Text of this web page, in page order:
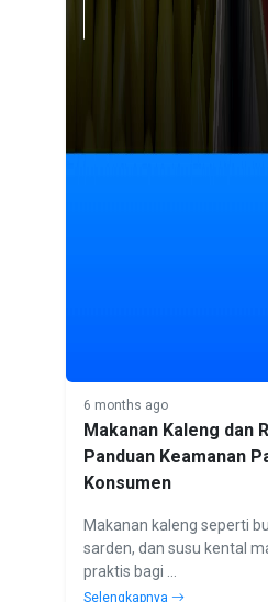
6 months ago
Makanan Kaleng dan
Panduan Keamanan
Konsumen
Makanan kaleng seperti
sarden, dan susu kental
praktis bagi ...
Selengkapnya